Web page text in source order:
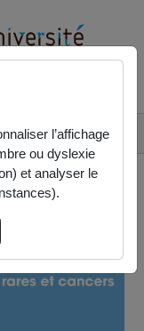
l’affichage
ou dyslexie
et analyser le